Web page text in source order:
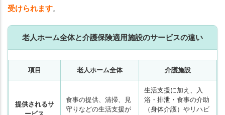
受けられます。
老人ホーム全体と介護保険適用施設のサービスの違い
項目 老人ホーム全体 介護施設
提供されるサ
食事の提供、清掃、見
守りなどの生活支援が
生活支援に加え、入
浴・排泄・食事の介助
（身体介護）やリハビ